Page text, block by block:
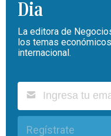
La editora de
los temas
internacional.
Regístrate